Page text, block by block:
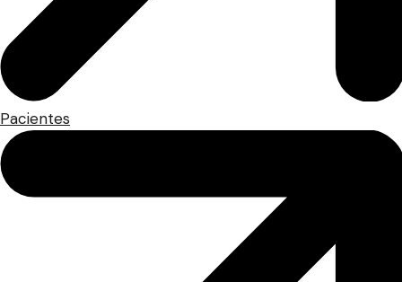
Pacientes